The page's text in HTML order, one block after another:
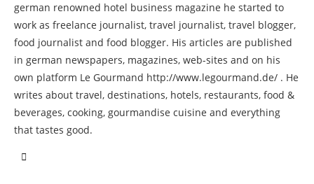
german renowned hotel business magazine he started to
work as freelance journalist, travel journalist, travel blogger,
food journalist and food blogger. His articles are published
in german newspapers, magazines, web-sites and on his
own platform Le Gourmand http://www.legourmand.de/ . He
writes about travel, destinations, hotels, restaurants, food &
beverages, cooking, gourmandise cuisine and everything
that tastes good.